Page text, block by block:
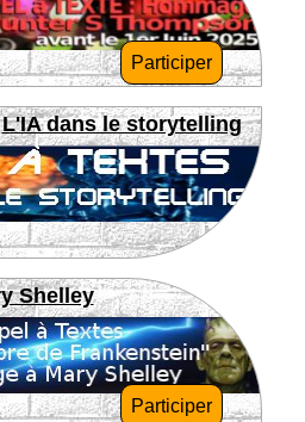
Participer
L'IA dans le storytelling
Shelley
Participer